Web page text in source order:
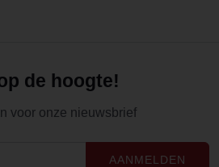
de hoogte!
voor onze nieuwsbrief
AANMELDEN